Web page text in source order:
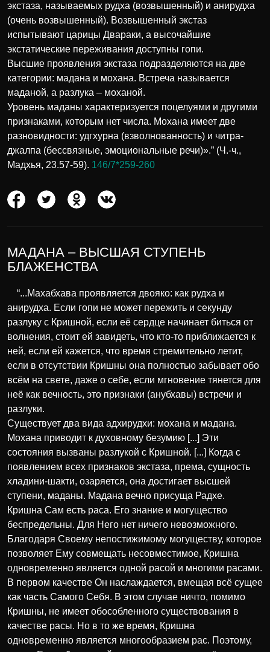
экстаза, называемых рудха (возвышенный) и анирудха
(очень возвышенный). Возвышенный экстаз
испытывают царицы Двараки, а высочайшие
экстатические переживания доступны гопи.
Высшие проявления экстаза подразделяются на две
категории: мадана и мохана. Встреча называется
маданой, а разлука – моханой.
Уровень маданы характеризуется поцелуями и другими
признаками, которым нет числа. Мохана имеет две
разновидности: удгхурна (взволнованность) и читра-
джалпа (бессвязные, эмоциональные речи)».” (Ч.-ч.,
Мадхья, 23.57-59). 146/7*259-260
МАДАНА – ВЫСШАЯ СТУПЕНЬ
БЛАЖЕНСТВА
“...Махабхава проявляется двояко: как рудха и
анирудха. Если гопи не может пережить и секунду
разлуку с Кришной, если её сердце начинает биться от
волнения, стоит ей завидеть, что кто-то приближается к
ней, если ей кажется, что время стремительно летит,
если в отсутствии Кришны она полностью забывает обо
всём на свете, даже о себе, если мгновение тянется для
неё как вечность, это признаки (анубхавы) встречи и
разлуки.
Существует два вида адхирудхи: мохана и мадана.
Мохана приводит к духовному безумию [...] Эти
состояния вызваны разлукой с Кришной. [...] Когда с
появлением всех признаков экстаза, према, сущность
хладини-шакти, озаряется, она достигает высшей
ступени, маданы. Мадана вечно присуща Радхе.
Кришна Сам есть раса. Его знание и могущество
беспредельны. Для Него нет ничего невозможного.
Благодаря Своему непостижимому могуществу, которое
позволяет Ему совмещать несовместимое, Кришна
одновременно является одной расой и многими расами.
В первом качестве Он наслаждается, вмещая всё сущее
как часть Самого Себя. В этом случае ничто, помимо
Кришны, не имеет обособленного существования в
качестве расы. Но в то же время, Кришна
одновременно является многообразием рас. Поэтому,